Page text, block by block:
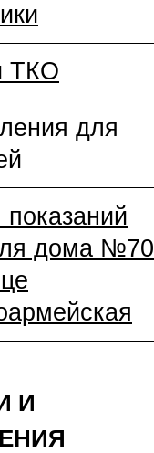
ТКО
для
дома №70
И